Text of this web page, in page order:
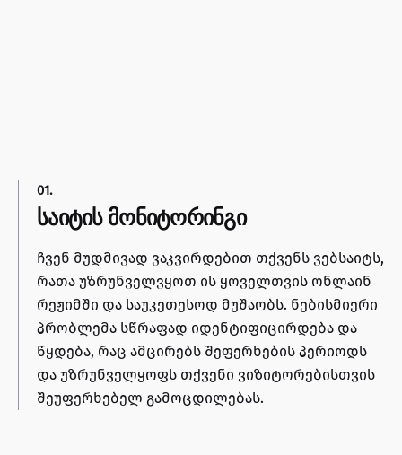
01.
საიტის მონიტორინგი
ჩვენ მუდმივად ვაკვირდებით თქვენს ვებსაიტს,
რათა უზრუნველვყოთ ის ყოველთვის ონლაინ
რეჟიმში და საუკეთესოდ მუშაობს. ნებისმიერი
პრობლემა სწრაფად იდენტიფიცირდება და
წყდება, რაც ამცირებს შეფერხების პერიოდს
და უზრუნველყოფს თქვენი ვიზიტორებისთვის
შეუფერხებელ გამოცდილებას.